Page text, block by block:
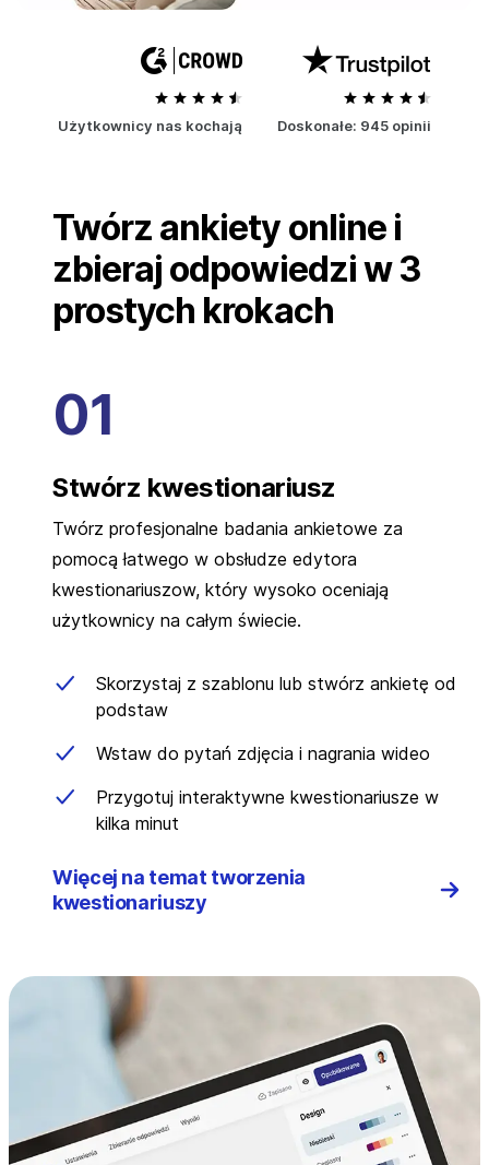
Użytkownicy nas kochają Doskonałe: 945 opinii
Twórz ankiety online i
zbieraj odpowiedzi w 3
prostych krokach
Stwórz kwestionariusz
Twórz profesjonalne badania ankietowe za
pomocą łatwego w obsłudze edytora
kwestionariuszow, który wysoko oceniają
użytkownicy na całym świecie.
Skorzystaj z szablonu lub stwórz ankietę od
podstaw
Wstaw do pytań zdjęcia i nagrania wideo
Przygotuj interaktywne kwestionariusze w
kilka minut
Więcej na temat tworzenia
kwestionariuszy